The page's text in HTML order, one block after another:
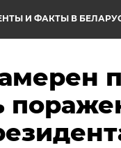
И ФАКТЫ В